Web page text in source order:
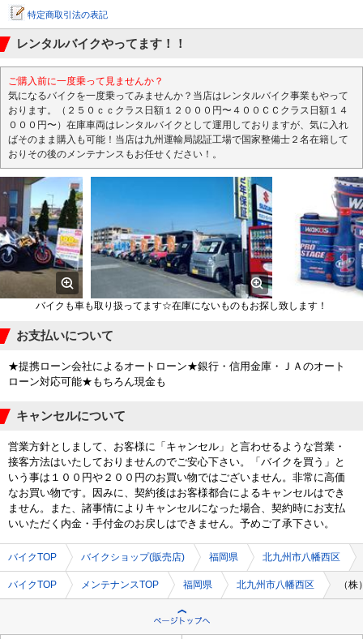
特定商取引法の表記
レンタルバイクやってます！！
ご購入前に一度乗って見ませんか？
気になるバイクを一度乗ってみませんか？当店はレンタルバイク事業もやって
おります。（２５０ｃｃクラス日額１２０００円〜４００ＣＣクラス日額１４
０００円〜）在庫車両はレンタルバイクとして運用しておりますが、気に入れ
ばそのまま購入も可能！当店は九州運輸局認証工場で国家整備士２名在籍して
おりその後のメンテナンスもお任せください！。
バイクも車も取り扱ってます☆在庫にないものもお探し致します！
お支払いについて
★提携ローン会社によるオートローン★銀行・信用金庫・ＪＡのオート
ローン対応可能★もちろん現金も
キャンセルについて
営業方針としまして、お客様に「キャンセル」と言わせるような営業・
接客方法はいたしておりませんのでご安心下さい。「バイクを買う」と
いう事は１００円や２００円のお買い物ではございません。非常に高価
なお買い物です。因みに、契約後はお客様都合によるキャンセルはでき
ません。また、諸事情によりキャンセルになった場合、契約時にお支払
いいただく内金・手付金のお戻しはできません。予めご了承下さい。
バイクTOP バイクショップ(販売店) 福岡県 北九州市八幡西区
バイクTOP メンテナンスTOP 福岡県 北九州市八幡西区 （